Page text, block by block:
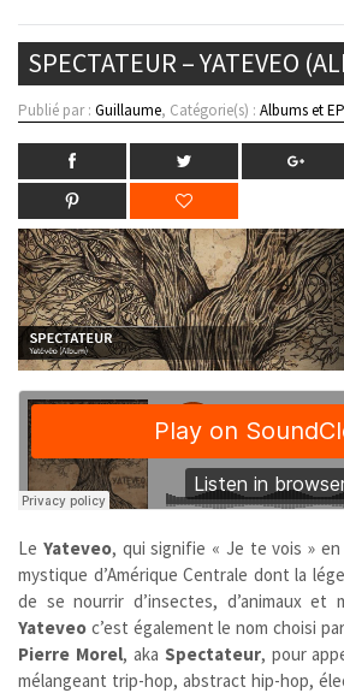
SPECTATEUR – YATEVEO
Publié par : Guillaume, Catégorie(s) : Albums et EP
Le Yateveo, qui signifie « Je te vois »
mystique d’Amérique Centrale dont la
de se nourrir d’insectes, d’animaux et
Yateveo c’est également le nom choisi
Pierre Morel, aka Spectateur, pour
mélangeant trip-hop, abstract hip-hop,